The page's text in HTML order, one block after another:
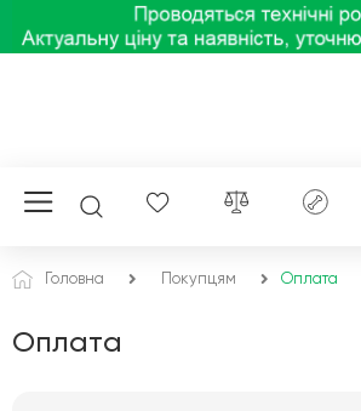
Головна Покупцям Оплата
Оплата